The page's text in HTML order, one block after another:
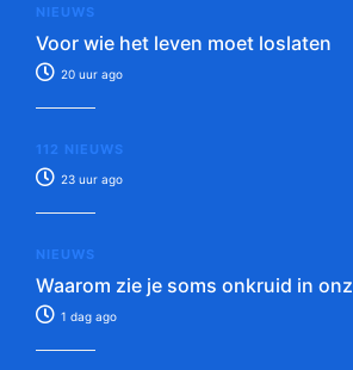
NIEUWS
Voor wie het leven moet loslaten
20 uur ago
112 NIEUWS
23 uur ago
NIEUWS
Waarom zie je soms onkruid in
1 dag ago